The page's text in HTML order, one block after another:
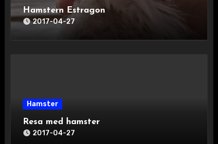
Hamstern Estragon
2017-04-27
Hamster
Resa med hamster
2017-04-27